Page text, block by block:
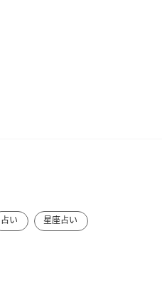
占い
星座占い